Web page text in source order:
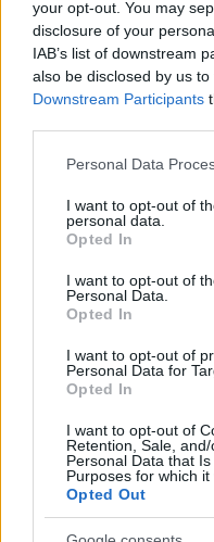
your opt-out. You may
disclosure of your
IAB’s list of downstream
also be disclosed by us
Downstream Participants
Please note that this
not limited to your visit or
grant or deny consent to
use your data for below
consent section.
Personal Data
I want to opt-out of
personal data.
Opted In
I want to opt-out of
Personal Data.
Opted In
I want to opt-out of
Personal Data for
Opted In
I want to opt-out of
Retention, Sale,
Personal Data that
Purposes for which it
Opted Out
Και όταν οι μεγάλοι
μεγάλες ομάδες
ακολουθήσουν. Η
πλανήτης μίλησε
αρνείται να
Είναι ο Μέσι ο
ομαδικών αθλημάτων;